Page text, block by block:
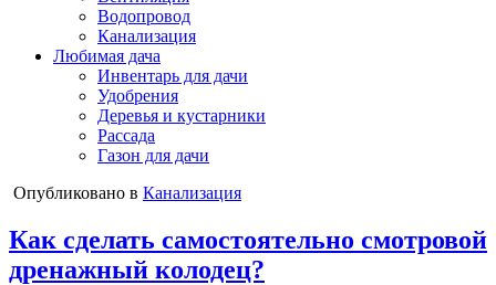
Водопровод
Канализация
Любимая дача
Инвентарь для дачи
Удобрения
Деревья и кустарники
Рассада
Газон для дачи
Опубликовано в Канализация
Как сделать самостоятельно смотровой
дренажный колодец?